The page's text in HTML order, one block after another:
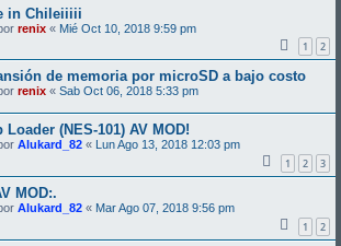
in Chileiiiii
renix « Mié Oct 10, 2018 9:59 pm
1 2
de memoria por microSD a bajo costo
renix « Sab Oct 06, 2018 5:33 pm
Loader (NES-101) AV MOD!
Alukard_82 «
Lun Ago 13, 2018 12:03 pm
1 2 3
MOD:.
Alukard_82 « Mar Ago 07, 2018 9:56 pm
1 2